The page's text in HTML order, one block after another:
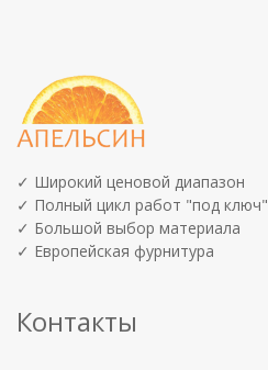
✓ Широкий ценовой диапазон
✓ Полный цикл работ "под ключ"
✓ Большой выбор материала
✓ Европейская фурнитура
Контакты